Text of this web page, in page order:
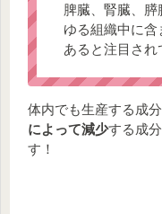
脾臓、腎臓、膵
ゆる組織中に含
あると注目され
体内でも生産する成分
によって減少する成
す！